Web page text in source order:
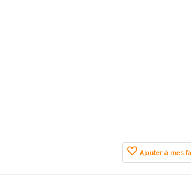
Ajouter à mes